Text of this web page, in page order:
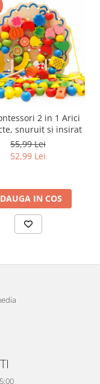
2 in 1 Arici
snuruit si insirat
55,99 Lei
52,99 Lei
IN COS